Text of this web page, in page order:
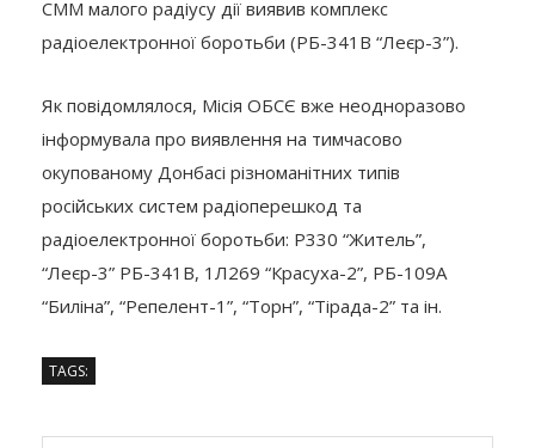
СММ малого радіусу дії виявив комплекс
радіоелектронної боротьби (РБ-341В “Леєр-3”).
Як повідомлялося, Місія ОБСЄ вже неодноразово
інформувала про виявлення на тимчасово
окупованому Донбасі різноманітних типів
російських систем радіоперешкод та
радіоелектронної боротьби: Р330 “Житель”,
“Леєр-3” РБ-341В, 1Л269 “Красуха-2”, РБ-109A
“Биліна”, “Репелент-1”, “Торн”, “Тірада-2” та ін.
TAGS: